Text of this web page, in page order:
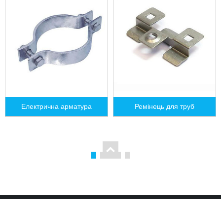
Електрична арматура Ремінець для труб